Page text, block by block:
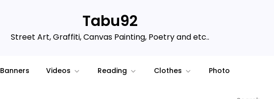
Tabu92
Street Art, Graffiti, Canvas Painting, Poetry and etc..
Banners Videos Reading Clothes Photo